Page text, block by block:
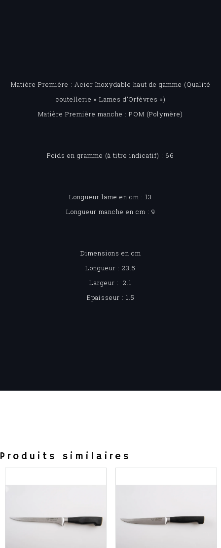
Matière Première : Acier Inoxydable haut de gamme (Qualité
coutellerie « Lames d’Orfèvres »)
Matière Première manche : POM (Polymère)
Poids en gramme (à titre indicatif) : 66
Longueur lame en cm : 13
Longueur manche en cm : 9
Dimensions en cm
Longueur : 23.5
Largeur : 2.1
Epaisseur : 1.5
Produits similaires